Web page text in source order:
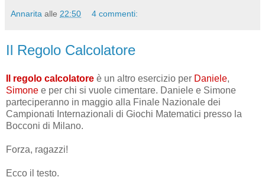
Annarita alle 22:50 4 commenti:
Il Regolo Calcolatore
Il regolo calcolatore è un altro esercizio per Daniele,
Simone e per chi si vuole cimentare. Daniele e Simone
parteciperanno in maggio alla Finale Nazionale dei
Campionati Internazionali di Giochi Matematici presso la
Bocconi di Milano.
Forza, ragazzi!
Ecco il testo.